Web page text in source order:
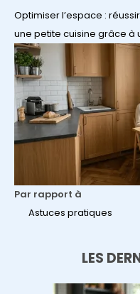
Optimiser l’espace :
une petite cuisine grâce
Par rapport à
Astuces pratiques
LES